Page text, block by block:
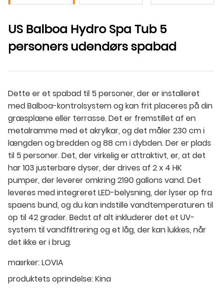
US Balboa Hydro Spa Tub 5
personers udendørs spabad
Dette er et spabad til 5 personer, der er installeret
med Balboa-kontrolsystem og kan frit placeres på din
græsplæne eller terrasse. Det er fremstillet af en
metalramme med et akrylkar, og det måler 230 cm i
længden og bredden og 88 cm i dybden. Der er plads
til 5 personer. Det, der virkelig er attraktivt, er, at det
har 103 justerbare dyser, der drives af 2 x 4 HK
pumper, der leverer omkring 2190 gallons vand. Det
leveres med integreret LED-belysning, der lyser op fra
spaens bund, og du kan indstille vandtemperaturen til
op til 42 grader. Bedst af alt inkluderer det et UV-
system til vandfiltrering og et låg, der kan lukkes, når
det ikke er i brug.
mærker:LOVIA
produktets oprindelse:Kina